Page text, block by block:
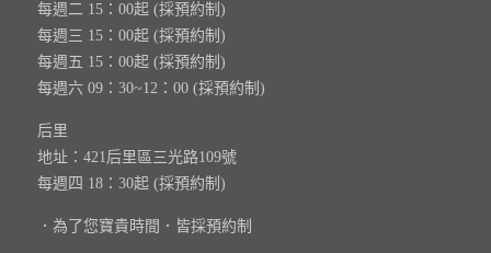
每週二 15：00起 (採預約制)
每週三 15：00起 (採預約制)
每週五 15：00起 (採預約制)
每週六 09：30~12：00 (採預約制)
后里
地址：421后里區三光路109號
每週四 18：30起 (採預約制)
．為了您寶貴時間．皆採預約制